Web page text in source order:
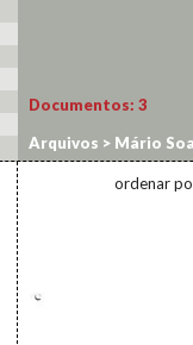
Documentos: 3
Arquivos > Mário
ordenar